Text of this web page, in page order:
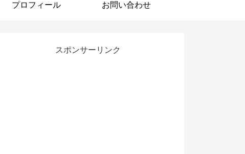
プロフィール お問い合わせ
スポンサーリンク